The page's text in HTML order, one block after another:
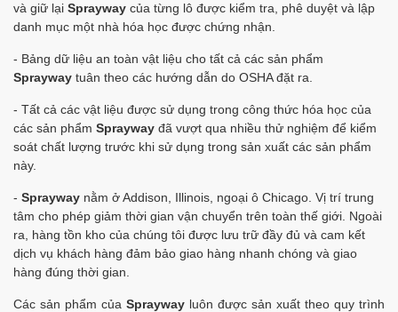
và giữ lại Sprayway của từng lô được kiểm tra, phê duyệt và lập
danh mục một nhà hóa học được chứng nhận.
- Bảng dữ liệu an toàn vật liệu cho tất cả các sản phẩm
Sprayway tuân theo các hướng dẫn do OSHA đặt ra.
- Tất cả các vật liệu được sử dụng trong công thức hóa học của
các sản phẩm Sprayway đã vượt qua nhiều thử nghiệm để kiểm
soát chất lượng trước khi sử dụng trong sản xuất các sản phẩm
này.
- Sprayway nằm ở Addison, Illinois, ngoại ô Chicago. Vị trí trung
tâm cho phép giảm thời gian vận chuyển trên toàn thế giới. Ngoài
ra, hàng tồn kho của chúng tôi được lưu trữ đầy đủ và cam kết
dịch vụ khách hàng đảm bảo giao hàng nhanh chóng và giao
hàng đúng thời gian.
Các sản phẩm của Sprayway luôn được sản xuất theo quy trình